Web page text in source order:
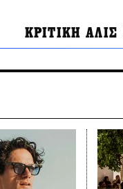
ΚΡΙΤΙΚΗ ΑΛΙΣ